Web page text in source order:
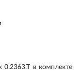
в комплекте